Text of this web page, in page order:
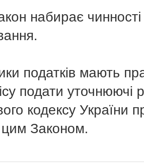
набирає
податків мають
подати уточнюючі
кодексу України
цим Законом.